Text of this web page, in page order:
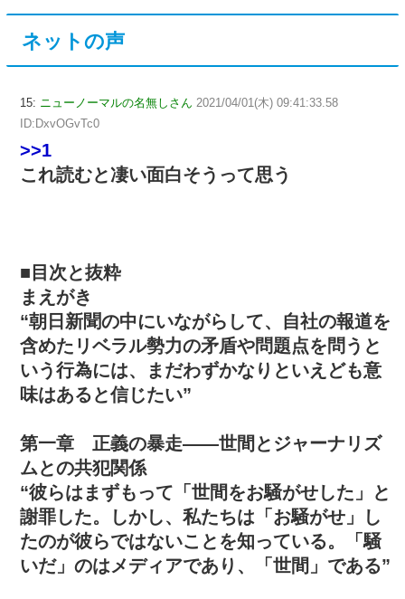
ネットの声
15: ニューノーマルの名無しさん 2021/04/01(木) 09:41:33.58
ID:DxvOGvTc0
>>1
これ読むと凄い面白そうって思う
■目次と抜粋
まえがき
“朝日新聞の中にいながらして、自社の報道を
含めたリベラル勢力の矛盾や問題点を問うと
いう行為には、まだわずかなりといえども意
味はあると信じたい”
第一章 正義の暴走――世間とジャーナリズ
ムとの共犯関係
“彼らはまずもって「世間をお騒がせした」と
謝罪した。しかし、私たちは「お騒がせ」し
たのが彼らではないことを知っている。「騒
いだ」のはメディアであり、「世間」である”